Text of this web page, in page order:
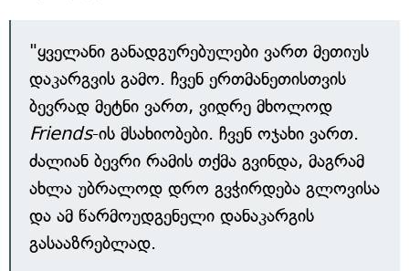
"ყველანი განადგურებულები ვართ მეთიუს
დაკარგვის გამო. ჩვენ ერთმანეთისთვის
ბევრად მეტნი ვართ, ვიდრე მხოლოდ
Friends-ის მსახიობები. ჩვენ ოჯახი ვართ.
ძალიან ბევრი რამის თქმა გვინდა, მაგრამ
ახლა უბრალოდ დრო გვჭირდება გლოვისა
და ამ წარმოუდგენელი დანაკარგის
გასააზრებლად.